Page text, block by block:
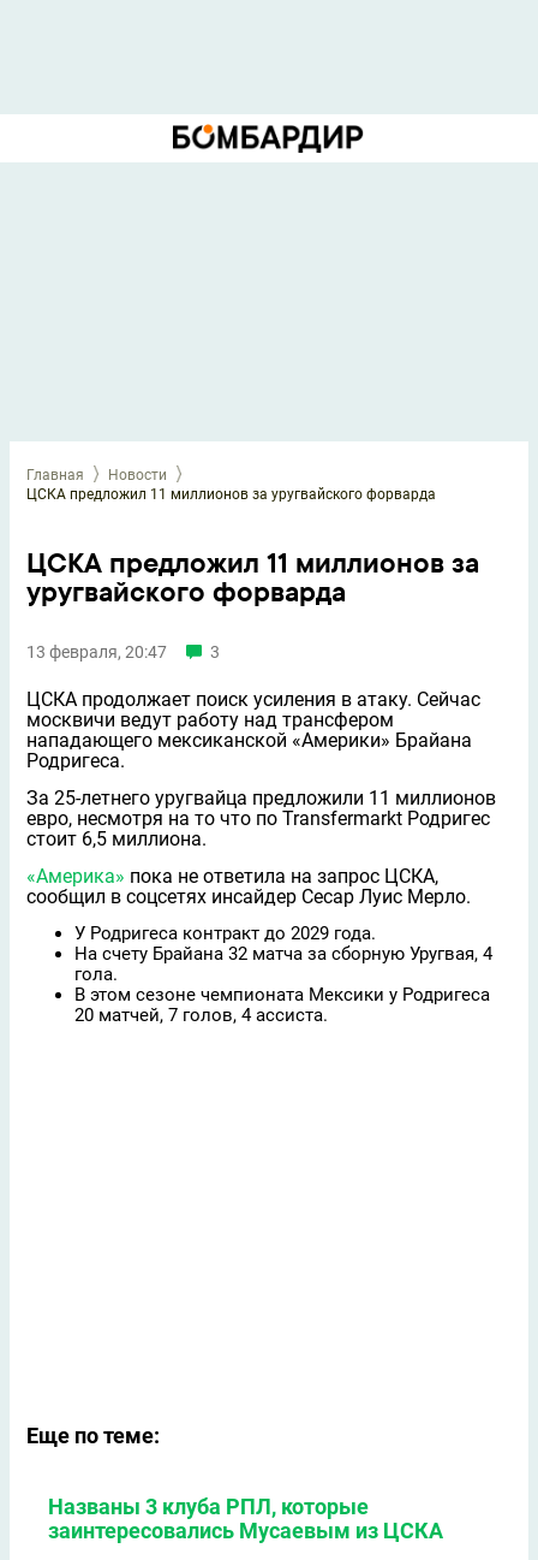
Главная
Новости
ЦСКА предложил 11 миллионов за уругвайского форварда
ЦСКА предложил 11 миллионов за
уругвайского форварда
13 февраля, 20:47 3
ЦСКА продолжает поиск усиления в атаку. Сейчас
москвичи ведут работу над трансфером
нападающего мексиканской «Америки» Брайана
Родригеса.
За 25-летнего уругвайца предложили 11 миллионов
евро, несмотря на то что по Transfermarkt Родригес
стоит 6,5 миллиона.
«Америка» пока не ответила на запрос ЦСКА,
сообщил в соцсетях инсайдер Сесар Луис Мерло.
У Родригеса контракт до 2029 года.
На счету Брайана 32 матча за сборную Уругвая, 4
гола.
В этом сезоне чемпионата Мексики у Родригеса
20 матчей, 7 голов, 4 ассиста.
Еще по теме:
Названы 3 клуба РПЛ, которые
заинтересовались Мусаевым из ЦСКА